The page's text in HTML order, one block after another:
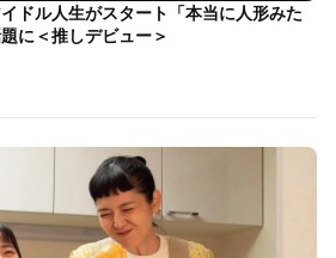
ドル人生がスタート「本当に人形みた
に＜推しデビュー＞